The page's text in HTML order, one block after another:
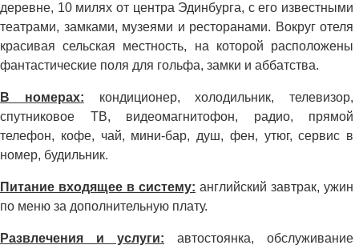
деревне, 10 милях от центра Эдинбурга, с его известными
театрами, замками, музеями и ресторанами. Вокруг отеля
красивая сельская местность, на которой расположены
фантастические поля для гольфа, замки и аббатства.
В номерах: кондиционер, холодильник, телевизор,
спутниковое ТВ, видеомагнитофон, радио, прямой
телефон, кофе, чай, мини-бар, душ, фен, утюг, сервис в
номер, будильник.
Питание входящее в систему: английский завтрак, ужин
по меню за дополнительную плату.
Развлечения и услуги: автостоянка, обслуживание